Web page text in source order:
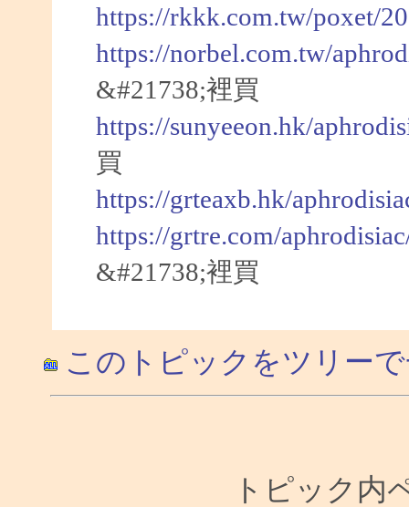
https://rkkk.com.tw/poxet/
https://norbel.com.tw/
&#21738;裡買
https://sunyeeon.hk/
買
https://grteaxb.hk/
https://grtre.com/
&#21738;裡買
このトピックをツリー
トピック内